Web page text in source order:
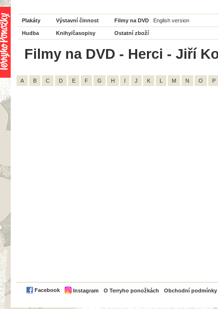
Plakáty Výstavní činnost Filmy na DVD English version
Hudba Knihy/časopisy Ostatní zboží
Filmy na DVD - Herci - Jiří
A B C D E F G H I J K L M N O P
Facebook Instagram O Terryho ponožkách Obchodní podmínky
PayPal